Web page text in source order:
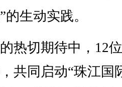
生动实践。
切期待中，12
共同启动“珠江国